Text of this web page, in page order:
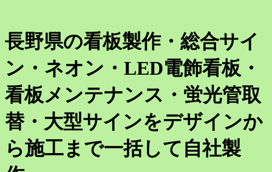
長野県の看板製作・総合サイ
ン・ネオン・LED電飾看板・
看板メンテナンス・蛍光管取
替・大型サインをデザインか
ら施工まで一括して自社製